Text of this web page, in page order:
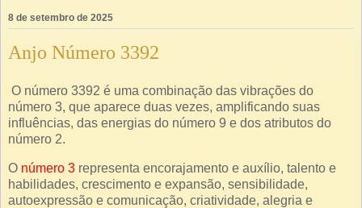
8 de setembro de 2025
Anjo Número 3392
O número 3392 é uma combinação das vibrações do
número 3, que aparece duas vezes, amplificando suas
influências, das energias do número 9 e dos atributos do
número 2.
O número 3 representa encorajamento e auxílio, talento e
habilidades, crescimento e expansão, sensibilidade,
autoexpressão e comunicação, criatividade, alegria e